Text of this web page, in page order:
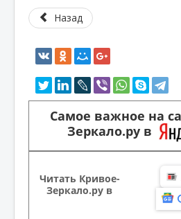
Назад
Самое важное на
Зеркало.ру в
Читать Кривое-
Зеркало.ру в